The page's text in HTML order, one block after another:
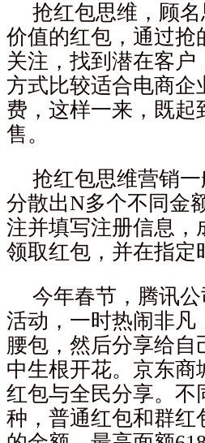
抢红包思维，顾
价值的红包，通过抢
关注，找到潜在客
方式比较适合电商企
费，这样一来，既
售。
抢红包思维营销
分散出N多个不同金
注并填写注册信息，
领取红包，并在指定
今年春节，腾讯
活动，一时热闹非凡
腰包，然后分享给
中生根开花。京东商
红包与全民分享。不
种，普通红包和群红